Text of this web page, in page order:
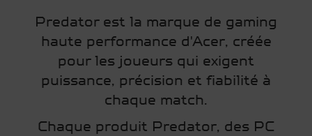
Predator est la marque de gaming
haute performance d'Acer, créée
pour les joueurs qui exigent
puissance, précision et fiabilité à
chaque match.
Chaque produit Predator, des PC